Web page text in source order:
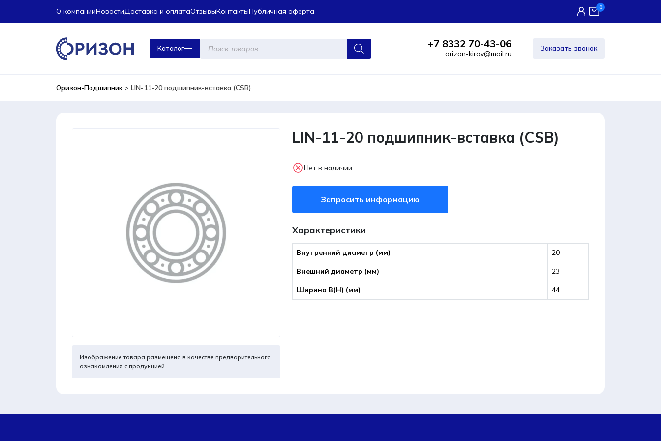
О компанииНовостиДоставка и оплатаОтзывыКонтактыПубличная оферта 0
Каталог
Поиск
товаров +7 8332 70-43-06
orizon-kirov@mail.ru
Заказать звонок
Оризон-Подшипник> LIN-11-20 подшипник-вставка (CSB)
Изображение товара размещено в качестве предварительного
ознакомления с продукцией
LIN-11-20 подшипник-вставка (CSB)
Нет в наличии
Запросить информацию
Характеристики
Внутренний диаметр (мм) 20
Внешний диаметр (мм) 23
Ширина B(Н) (мм) 44